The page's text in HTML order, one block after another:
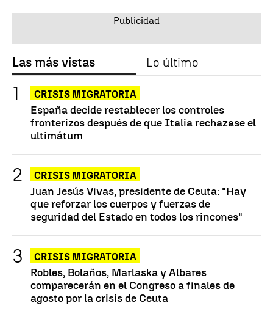
Las más vistas Lo último
CRISIS MIGRATORIA
España decide restablecer los controles
fronterizos después de que Italia rechazase el
ultimátum
CRISIS MIGRATORIA
Juan Jesús Vivas, presidente de Ceuta: "Hay
que reforzar los cuerpos y fuerzas de
seguridad del Estado en todos los rincones"
CRISIS MIGRATORIA
Robles, Bolaños, Marlaska y Albares
comparecerán en el Congreso a finales de
agosto por la crisis de Ceuta